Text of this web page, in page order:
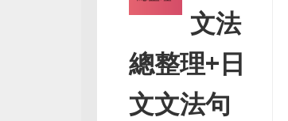
文法
總整理+日
文文法句